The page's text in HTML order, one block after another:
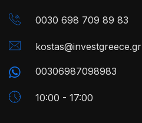
0030 698 709 89 83
kostas@investgreece.gr
00306987098983
10:00 - 17:00